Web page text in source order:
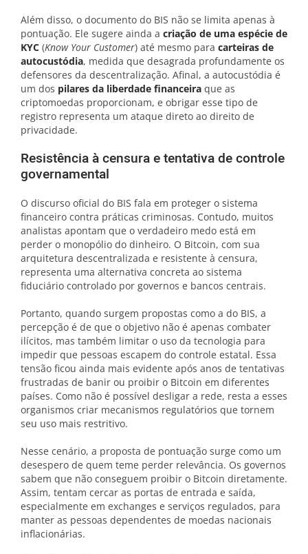
Além disso, o documento do BIS não se limita apenas à
pontuação. Ele sugere ainda a criação de uma espécie de
KYC (Know Your Customer) até mesmo para carteiras de
autocustódia, medida que desagrada profundamente os
defensores da descentralização. Afinal, a autocustódia é
um dos pilares da liberdade financeira que as
criptomoedas proporcionam, e obrigar esse tipo de
registro representa um ataque direto ao direito de
privacidade.
Resistência à censura e tentativa de controle
governamental
O discurso oficial do BIS fala em proteger o sistema
financeiro contra práticas criminosas. Contudo, muitos
analistas apontam que o verdadeiro medo está em
perder o monopólio do dinheiro. O Bitcoin, com sua
arquitetura descentralizada e resistente à censura,
representa uma alternativa concreta ao sistema
fiduciário controlado por governos e bancos centrais.
Portanto, quando surgem propostas como a do BIS, a
percepção é de que o objetivo não é apenas combater
ilícitos, mas também limitar o uso da tecnologia para
impedir que pessoas escapem do controle estatal. Essa
tensão ficou ainda mais evidente após anos de tentativas
frustradas de banir ou proibir o Bitcoin em diferentes
países. Como não é possível desligar a rede, resta a esses
organismos criar mecanismos regulatórios que tornem
seu uso mais restritivo.
Nesse cenário, a proposta de pontuação surge como um
desespero de quem teme perder relevância. Os governos
sabem que não conseguem proibir o Bitcoin diretamente.
Assim, tentam cercar as portas de entrada e saída,
especialmente em exchanges e serviços regulados, para
manter as pessoas dependentes de moedas nacionais
inflacionárias.